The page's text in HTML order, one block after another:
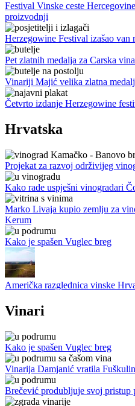
Festival Vinske ceste
proizvodnji
Herzegowine Festival izašao van
Pet zlatnih medalja za Carska
Vinariji Majić velika zlatna
Četvrto izdanje Herzegowine
Hrvatska
Projekat za razvoj održivijeg
Kako rade uspješni vinogradari
Marko Livaja kupio zemlju za
Kerum
Kako je spašen Vuglec breg
Američka razglednica vinske
Vinari
Kako je spašen Vuglec breg
Vinarija Damjanić vratila
Brečević produbljuje svoj